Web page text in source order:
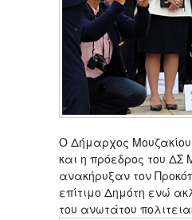
Ο Δήμαρχος
και η πρόεδρος του ΔΣ
ανακήρυξαν τον
επίτιμο Δημότη ενώ
του ανωτάτου